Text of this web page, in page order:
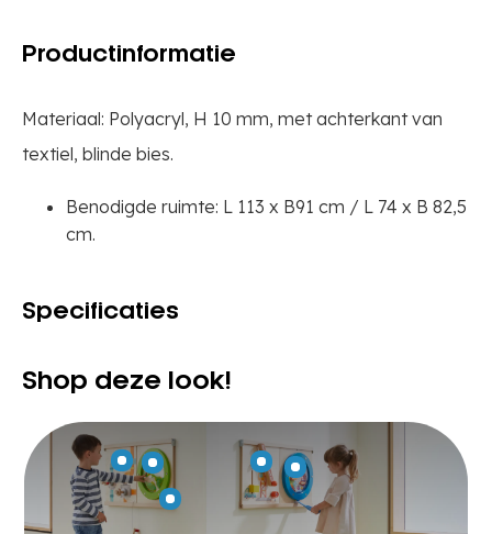
Productinformatie
Materiaal: Polyacryl, H 10 mm, met achterkant van
textiel, blinde bies.
Benodigde ruimte: L 113 x B91 cm / L 74 x B 82,5
cm.
Specificaties
Shop deze look!